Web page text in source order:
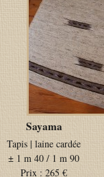
Sayama
Tapis | laine cardée
± 1 m 40 / 1 m 90
Prix : 265 €